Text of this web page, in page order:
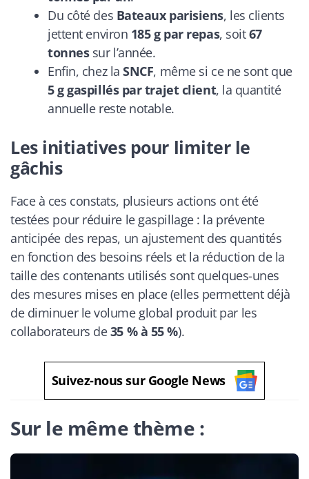
Du côté des Bateaux parisiens, les clients
jettent environ 185 g par repas, soit67
tonnessur l’année.
Enfin, chez laSNCF, même si ce ne sont que
5 g gaspillés par trajet client, la quantité
annuelle reste notable.
Les initiatives pour limiter le
gâchis
Face à ces constats, plusieurs actions ont été
testées pour réduire le gaspillage : la prévente
anticipée des repas, un ajustement des quantités
en fonction des besoins réels et la réduction de la
taille des contenants utilisés sont quelques-unes
des mesures mises en place (elles permettent déjà
de diminuer le volume global produit par les
collaborateurs de35 % à 55 %).
Suivez-nous sur Google News
Sur le même thème :